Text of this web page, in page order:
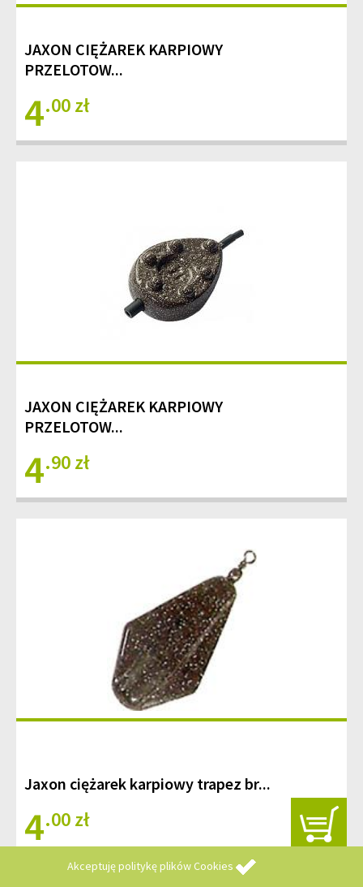
Akceptujępolitykę plików Cookies
JAXON CIĘŻAREK KARPIOWY
PRZELOTOW...
4.00 zł
JAXON CIĘŻAREK KARPIOWY
PRZELOTOW...
4.90 zł
Jaxon ciężarek karpiowy trapez br...
4.00 zł